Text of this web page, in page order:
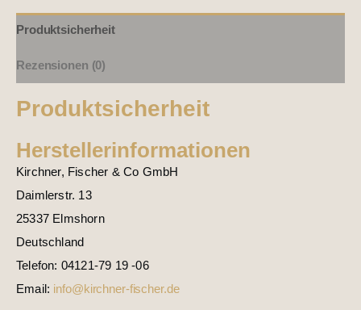
Produktsicherheit
Rezensionen (0)
Produktsicherheit
Herstellerinformationen
Kirchner, Fischer & Co GmbH
Daimlerstr. 13
25337 Elmshorn
Deutschland
Telefon: 04121-79 19 -06
Email: info@kirchner-fischer.de